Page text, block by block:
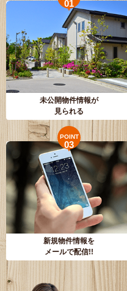
01
未公開物件情報が
見られる
POINT
03
新規物件情報を
メールで配信!!